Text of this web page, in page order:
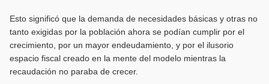
Esto significó que la demanda de necesidades básicas y otras no
tanto exigidas por la población ahora se podían cumplir por el
crecimiento, por un mayor endeudamiento, y por el ilusorio
espacio fiscal creado en la mente del modelo mientras la
recaudación no paraba de crecer.